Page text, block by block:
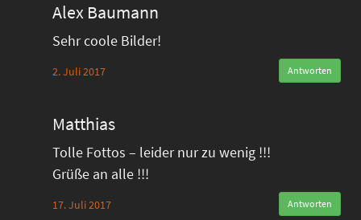
Alex Baumann
Sehr coole Bilder!
2. Juli 2017 Antworten
Matthias
Tolle Fottos – leider nur zu wenig !!!
Grüße an alle !!!
17. Juli 2017 Antworten